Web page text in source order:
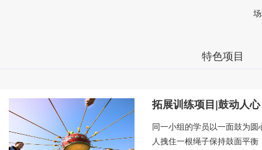
特色项目
拓展训练项目|鼓动人心
同一小组的学员以一面鼓为
人拽住一根绳子保持鼓面平